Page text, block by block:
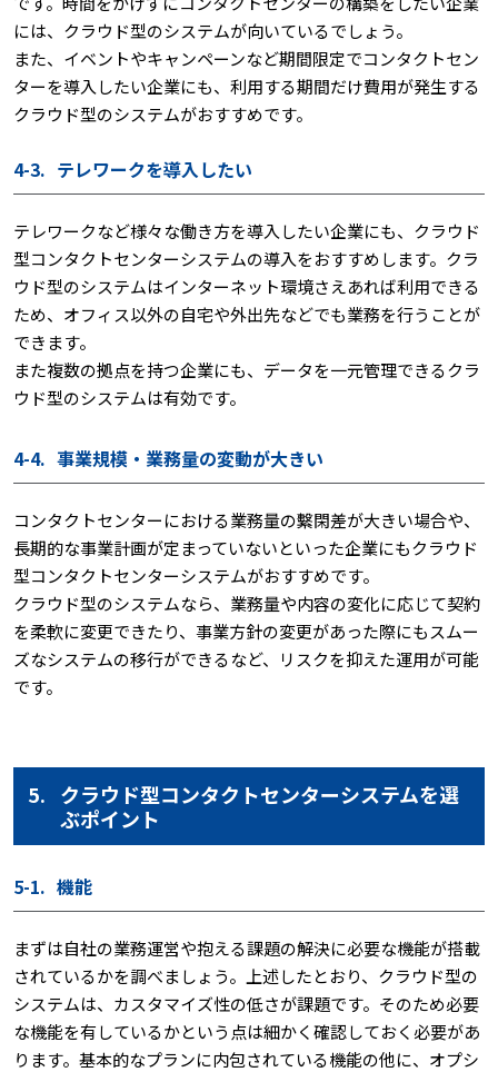
には、クラウド型のシステムが向いているでしょう。
また、イベントやキャンペーンなど期間限定でコンタクトセン
ターを導入したい企業にも、利用する期間だけ費用が発生する
クラウド型のシステムがおすすめです。
4-3. テレワークを導入したい
テレワークなど様々な働き方を導入したい企業にも、クラウド
型コンタクトセンターシステムの導入をおすすめします。クラ
ウド型のシステムはインターネット環境さえあれば利用できる
ため、オフィス以外の自宅や外出先などでも業務を行うことが
できます。
また複数の拠点を持つ企業にも、データを一元管理できるクラ
ウド型のシステムは有効です。
4-4. 事業規模・業務量の変動が大きい
コンタクトセンターにおける業務量の繫閑差が大きい場合や、
長期的な事業計画が定まっていないといった企業にもクラウド
型コンタクトセンターシステムがおすすめです。
クラウド型のシステムなら、業務量や内容の変化に応じて契約
を柔軟に変更できたり、事業方針の変更があった際にもスムー
ズなシステムの移行ができるなど、リスクを抑えた運用が可能
です。
5. クラウド型コンタクトセンターシステムを選
ぶポイント
5-1. 機能
まずは自社の業務運営や抱える課題の解決に必要な機能が搭載
されているかを調べましょう。上述したとおり、クラウド型の
システムは、カスタマイズ性の低さが課題です。そのため必要
な機能を有しているかという点は細かく確認しておく必要があ
ります。基本的なプランに内包されている機能の他に、オプシ